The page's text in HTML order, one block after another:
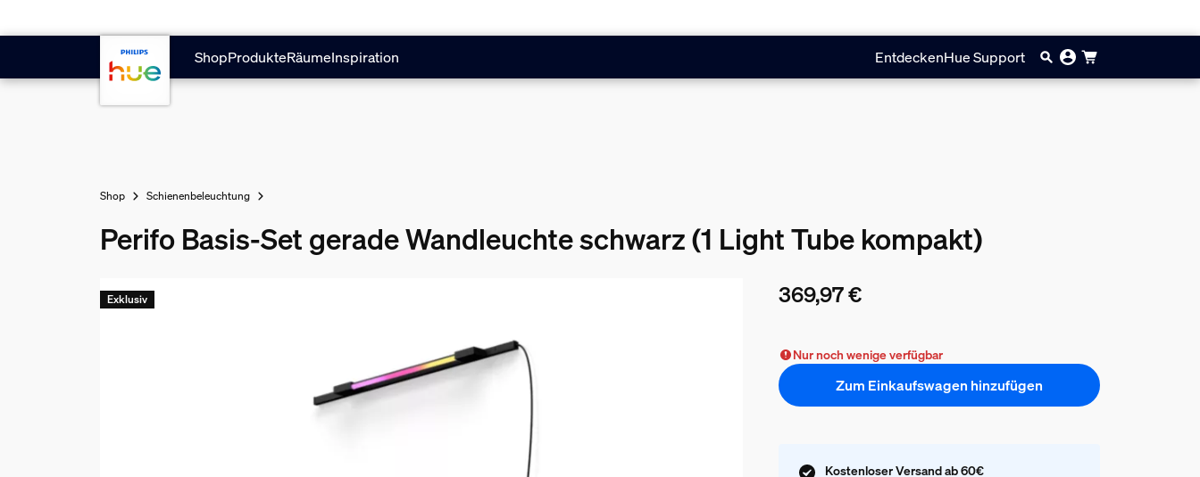
ShopProdukteRäumeInspiration EntdeckenHue Support
Shop Schienenbeleuchtung
Perifo Basis-Set gerade Wandleuchte schwarz (1 Light Tube kompakt)
369,97 €
Exklusiv
Nur noch wenige verfügbar
Zum Einkaufswagen hinzufügen
Kostenloser Versand ab 60€